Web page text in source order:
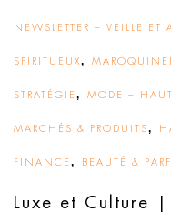
NEWSLETTER – VEILLE ET
SPIRITUEUX,
STRATÉGIE , MODE –
MARCHÉS & PRODUITS,
FINANCE , BEAUTÉ &
Luxe et Culture |